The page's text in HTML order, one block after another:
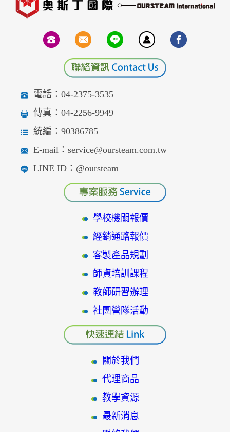
電話：04-2375-3535
傳真：04-2256-9949
統編：90386785
E-mail：service@oursteam.com.tw
LINE ID：@oursteam
學校機關報價
經銷通路報價
客製產品規劃
師資培訓課程
教師研習辦理
社團營隊活動
關於我們
代理商品
教學資源
最新消息